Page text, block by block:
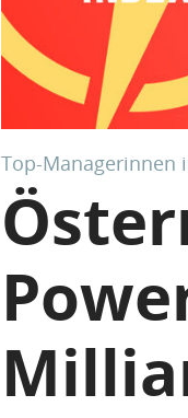
Top-Managerinnen